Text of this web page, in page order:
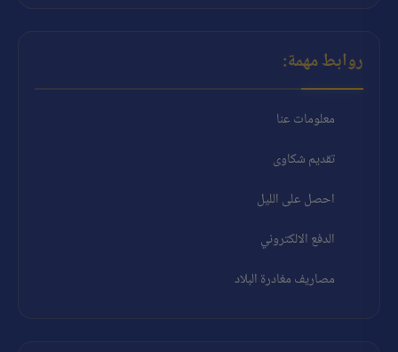
روابط مهمة:
معلومات عنا
تقديم شكاوى
احصل على الليل
الدفع الالكتروني
مصاريف مغادرة البلاد